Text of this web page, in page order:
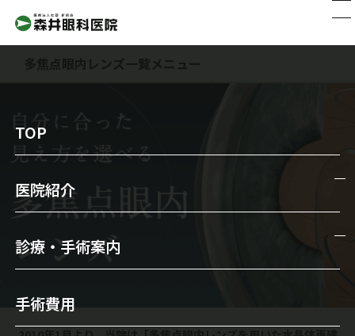
TOP
医院紹介
院長からのメッセージ
スタッフ紹介
森井眼科の特徴
診療・手術案内
一般診療
手術費用